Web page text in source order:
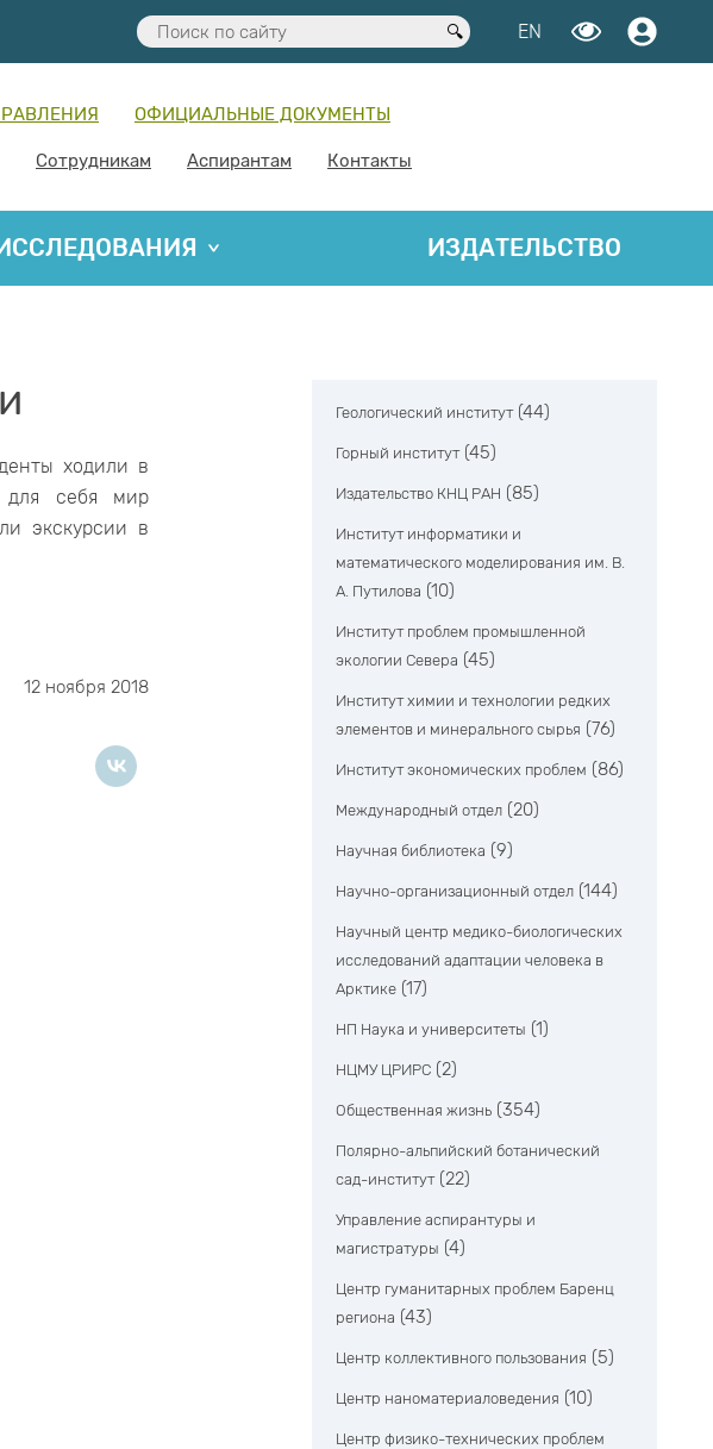
EN
ОФИЦИАЛЬНЫЕ ДОКУМЕНТЫ
Сотрудникам Аспирантам Контакты
ИЗДАТЕЛЬСТВО
ходили в
для себя мир
экскурсии в
12 ноября 2018
Геологический институт (44)
Горный институт (45)
Издательство КНЦ РАН (85)
Институт информатики и
математического моделирования им. В.
А. Путилова (10)
Институт проблем промышленной
экологии Севера (45)
Институт химии и технологии редких
элементов и минерального сырья (76)
Институт экономических проблем (86)
Международный отдел (20)
Научная библиотека (9)
Научно-организационный отдел (144)
Научный центр медико-биологических
исследований адаптации человека в
Арктике (17)
НП Наука и университеты (1)
НЦМУ ЦРИРС (2)
Общественная жизнь (354)
Полярно-альпийский ботанический
сад-институт (22)
Управление аспирантуры и
магистратуры (4)
Центр гуманитарных проблем Баренц
региона (43)
Центр коллективного пользования (5)
Центр наноматериаловедения (10)
Центр физико-технических проблем